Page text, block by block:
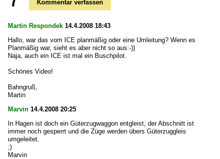
Kommentar verfassen
Martin Respondek 14.4.2008 18:43
Hallo, war das vom ICE planmäßig oder eine Umleitung? Wenn es
Planmäßig war, sieht es aber nicht so aus:-))
Naja, auch ein ICE ist mal ein Buschpilot.
Schönes Video!
Bahngruß,
Martin
Marvin 14.4.2008 20:25
In Hagen ist doch ein Güterzugwaggon entgleist, der Abschnitt ist
immer noch gesperrt und die Züge werden übers Güterzuggleis
umgeleitet.
;)
Marvin